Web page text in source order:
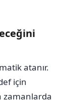
atanır.
için
zamanlarda